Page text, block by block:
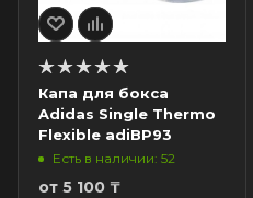
Капа для бокса
Adidas Single Thermo
Flexible adiBP93
Есть в наличии: 52
от 5 100 ₸